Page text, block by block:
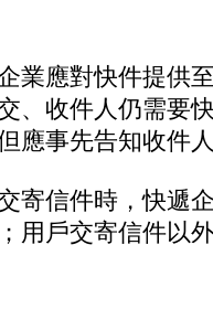
應對快件提供
、收件人仍需要
應事先告知收件
信件時，快遞
用戶交寄信件以